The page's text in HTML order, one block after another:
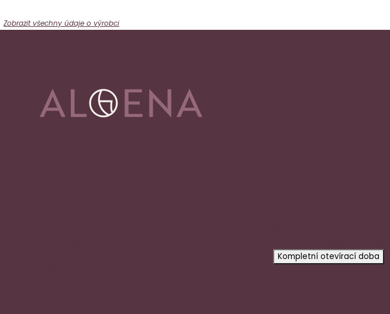
Zobrazit všechny údaje o výrobci
Kompletní otevírací doba